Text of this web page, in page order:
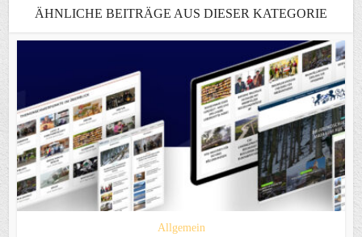
ÄHNLICHE BEITRÄGE AUS DIESER KATEGORIE
Allgemein